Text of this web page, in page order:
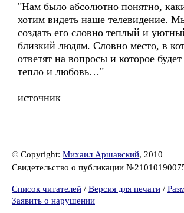
"Нам было абсолютно понятно,
хотим видеть наше телевидение.
создать его словно теплый и
близкий людям. Словно место, в
ответят на вопросы и которое будет
тепло и любовь…"
источник
© Copyright: Михаил Аршавский, 2010
Свидетельство о публикации
Список читателей / Версия для печати /
Заявить о нарушении